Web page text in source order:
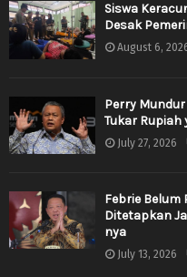
Siswa
Desak
August 6,
Perry
Tukar Rupiah
July 27, 2026
Febrie Belum
Ditetapkan
nya
July 13, 2026